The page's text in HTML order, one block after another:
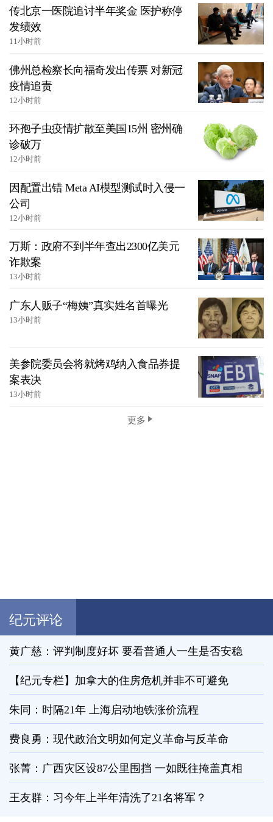
传北京一医院追讨半年奖金 医护称停
发绩效
11小时前
佛州总检察长向福奇发出传票 对新冠
疫情追责
12小时前
环孢子虫疫情扩散至美国15州 密州确
诊破万
12小时前
因配置出错 Meta AI模型测试时入侵一
公司
12小时前
万斯：政府不到半年查出2300亿美元
诈欺案
13小时前
广东人贩子“梅姨”真实姓名首曝光
13小时前
美参院委员会将就烤鸡纳入食品券提
案表决
13小时前
更多
纪元评论
黄广慈：评判制度好坏 要看普通人一生是否安稳
【纪元专栏】加拿大的住房危机并非不可避免
朱同：时隔21年 上海启动地铁涨价流程
费良勇：现代政治文明如何定义革命与反革命
张菁：广西灾区设87公里围挡 一如既往掩盖真相
王友群：习今年上半年清洗了21名将军？